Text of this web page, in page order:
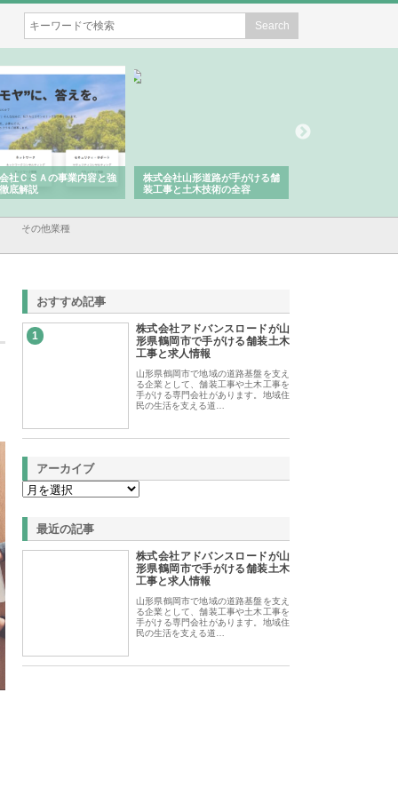
社ＣＳＡの事業内容と強
底解説
株式会社山形道路が手がける舗
装工事と土木技術の全容
その他業種
おすすめ記事
1
株式会社アドバンスロードが山
形県鶴岡市で手がける舗装土木
工事と求人情報
山形県鶴岡市で地域の道路基盤を支え
る企業として、舗装工事や土木工事を
手がける専門会社があります。地域住
民の生活を支える道…
アーカイブ
最近の記事
株式会社アドバンスロードが山
形県鶴岡市で手がける舗装土木
工事と求人情報
山形県鶴岡市で地域の道路基盤を支え
る企業として、舗装工事や土木工事を
手がける専門会社があります。地域住
民の生活を支える道…